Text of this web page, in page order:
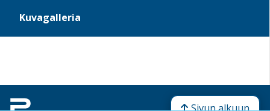
Kuvagalleria
Sivun alkuun